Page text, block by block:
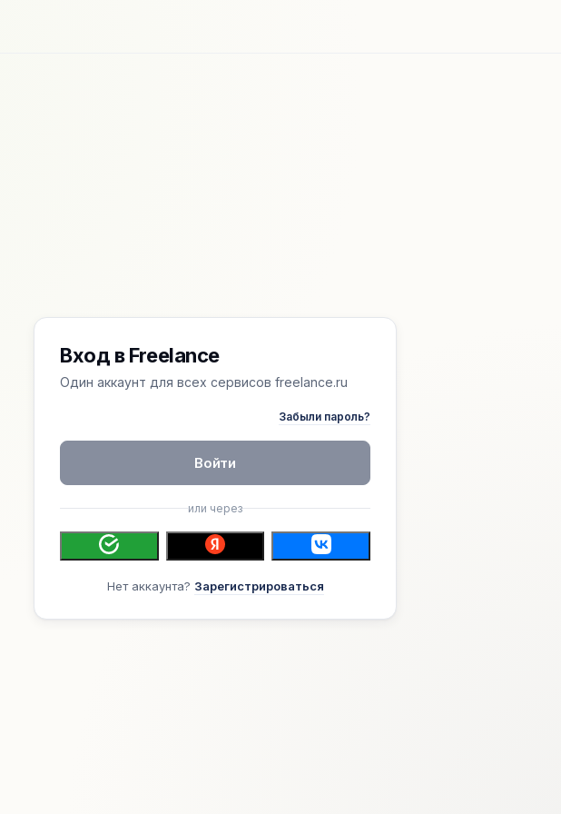
Вход в Freelance
Один аккаунт для всех сервисов freelance.ru
Забыли пароль?
Войти
или через
Нет аккаунта? Зарегистрироваться